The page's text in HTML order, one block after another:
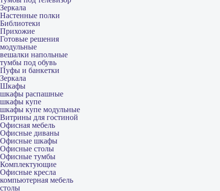
Зеркала
Настенные полки
Библиотеки
Прихожие
Готовые решения
модульные
вешалки напольные
тумбы под обувь
Пуфы и банкетки
Зеркала
Шкафы
шкафы распашные
шкафы купе
шкафы купе модульные
Витрины для гостиной
Офисная мебель
Офисные диваны
Офисные шкафы
Офисные столы
Офисные тумбы
Комплектующие
Офисные кресла
компьютерная мебель
столы